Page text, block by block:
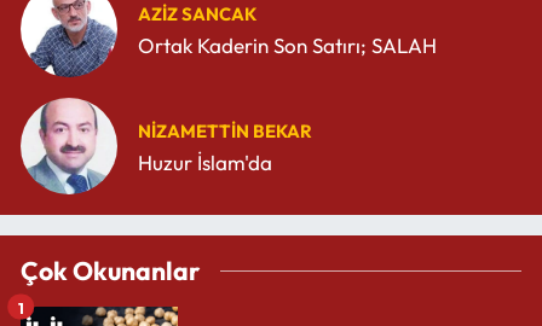
AZIZ SANCAK
Ortak Kaderin Son Satırı; SALAH
NIZAMETTIN BEKAR
Huzur İslam'da
Çok Okunanlar
1